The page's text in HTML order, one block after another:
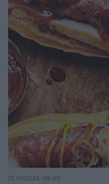
13.09.2024, 08:00